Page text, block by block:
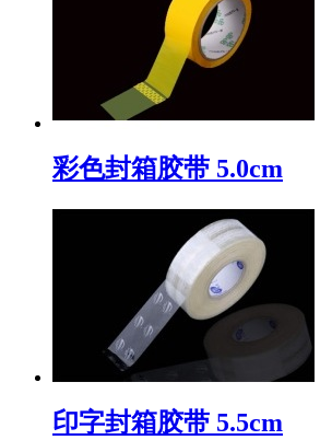
彩色封箱胶带 5.0cm
印字封箱胶带 5.5cm